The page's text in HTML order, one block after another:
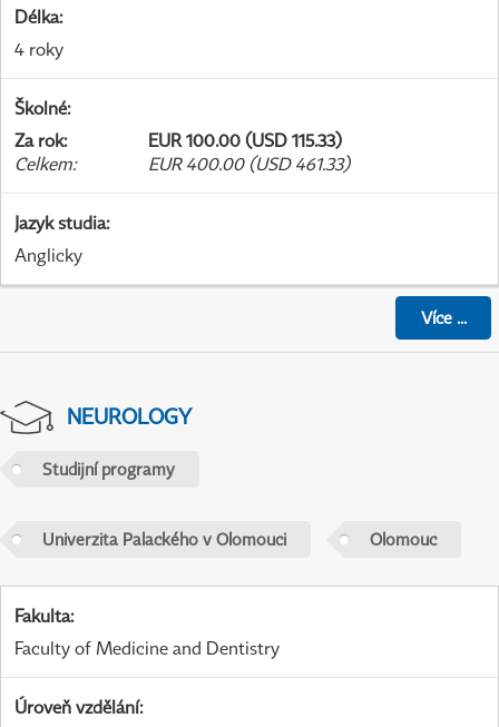
Délka:
4 roky
Školné:
Za rok:
EUR 100.00 (USD 115.33)
Celkem: EUR 400.00 (USD 461.33)
Jazyk studia:
Anglicky
Více...
NEUROLOGY
Studijní programy
Univerzita Palackého v Olomouci Olomouc
Fakulta:
Faculty of Medicine and Dentistry
Úroveň vzdělání: